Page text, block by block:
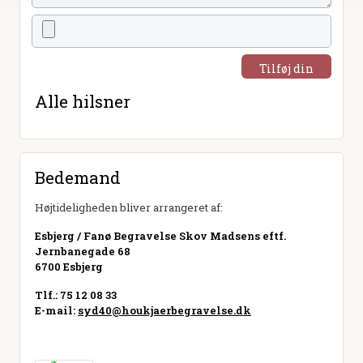
Tilføj din
Alle hilsner
Bedemand
Højtideligheden bliver arrangeret af:
Esbjerg / Fanø Begravelse Skov Madsens eftf.
Jernbanegade 68
6700 Esbjerg
Tlf.: 75 12 08 33
E-mail: syd40@houkjaerbegravelse.dk